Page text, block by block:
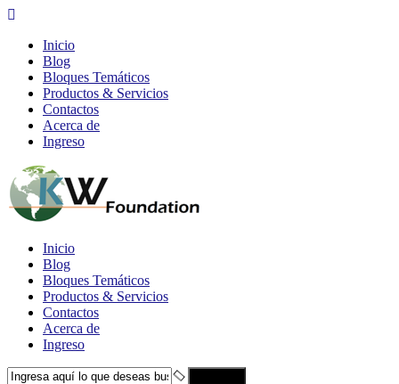
Inicio
Blog
Bloques Temáticos
Productos & Servicios
Contactos
Acerca de
Ingreso
Inicio
Blog
Bloques Temáticos
Productos & Servicios
Contactos
Acerca de
Ingreso